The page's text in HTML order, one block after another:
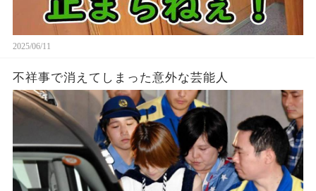
2025/06/11
不祥事で消えてしまった意外な芸能人